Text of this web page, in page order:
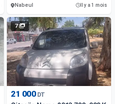
Nabeul Il y a 1 mois
7
21 000 DT